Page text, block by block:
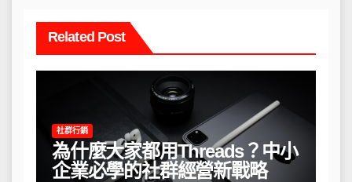
Related Post
社群行銷
為什麼大家都用Threads？中小
企業必學的社群經營新戰略